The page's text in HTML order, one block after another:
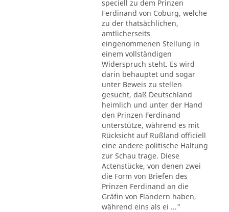
speciell zu dem Prinzen
Ferdinand von Coburg, welche
zu der thatsächlichen,
amtlicherseits
eingenommenen Stellung in
einem vollständigen
Widerspruch steht. Es wird
darin behauptet und sogar
unter Beweis zu stellen
gesucht, daß Deutschland
heimlich und unter der Hand
den Prinzen Ferdinand
unterstütze, während es mit
Rücksicht auf Rußland officiell
eine andere politische Haltung
zur Schau trage. Diese
Actenstücke, von denen zwei
die Form von Briefen des
Prinzen Ferdinand an die
Gräfin von Flandern haben,
während eins als ei ..."